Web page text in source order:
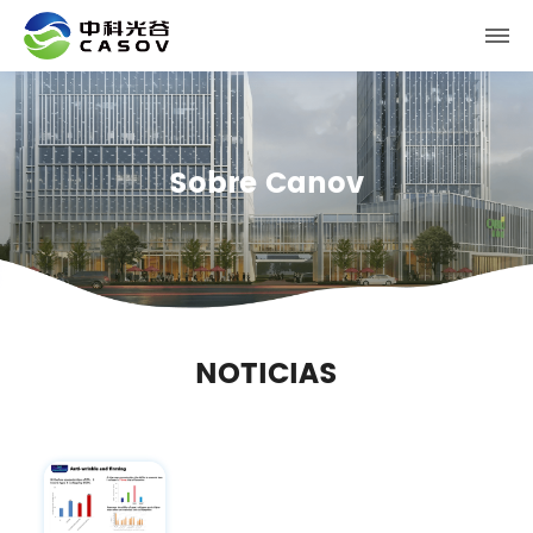
Sobre Canov
NOTICIAS